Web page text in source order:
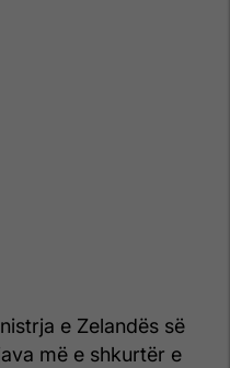
e Zelandës së
më e shkurtër e